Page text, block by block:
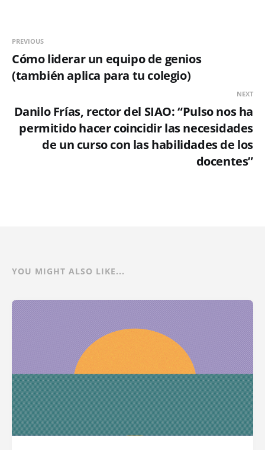
PREVIOUS
Cómo liderar un equipo de genios
(también aplica para tu colegio)
NEXT
Danilo Frías, rector del SIAO: “Pulso nos ha
permitido hacer coincidir las necesidades
de un curso con las habilidades de los
docentes”
YOU MIGHT ALSO LIKE...